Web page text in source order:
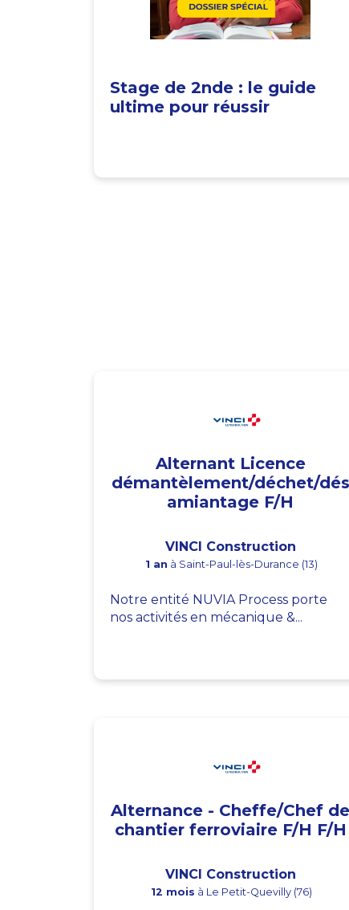
Stage de 2nde : le guide
ultime pour réussir
Alternant Licence
démantèlement/déchet/dés
amiantage F/H
VINCI Construction
1 an à Saint-Paul-lès-Durance (13)
Notre entité NUVIA Process porte
nos activités en mécanique &...
Alternance - Cheffe/Chef de
chantier ferroviaire F/H F/H
VINCI Construction
12 mois à Le Petit-Quevilly (76)